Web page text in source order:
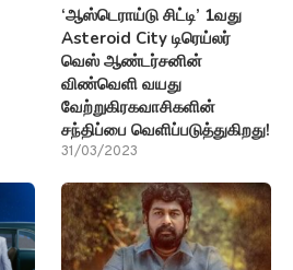
‘ஆஸ்டெராய்டு சிட்டி’ 1வது
Asteroid City டிரெய்லர்
வெஸ் ஆண்டர்சனின்
விண்வெளி வயது
வேற்றுகிரகவாசிகளின்
சந்திப்பை வெளிப்படுத்துகிறது!
31/03/2023